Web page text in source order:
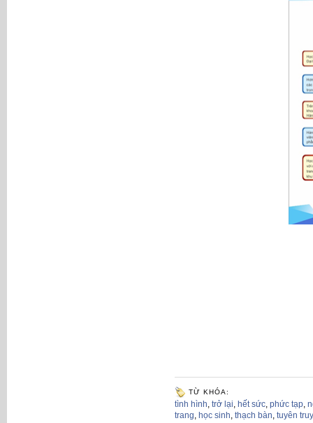
TỪ KHÓA:
tình hình, trở lại, hết sức, phức tạp,
trang, học sinh, thạch bàn, tuyên